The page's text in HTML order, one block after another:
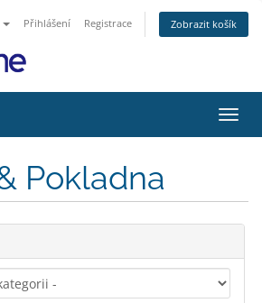
Přihlášení Registrace Zobrazit košík
Pokladna